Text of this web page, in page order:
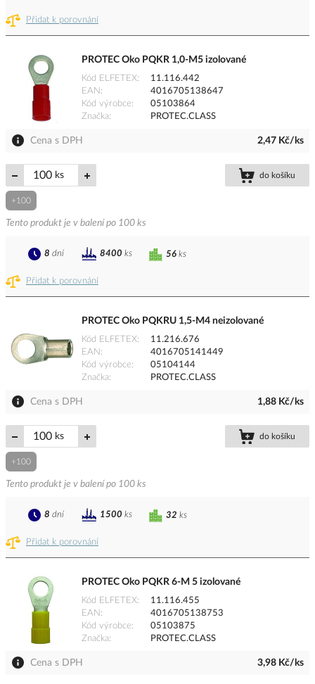
Přidat k porovnání
PROTEC Oko PQKR 1,0-M5 izolované
Kód ELFETEX
11.116.442
EAN
4016705138647
Kód výrobce
05103864
Značka
PROTEC.CLASS
Cena s DPH 2,47 Kč/ks
ks do košíku
+100
Tento produkt je v balení po 100 ks
Přidat k porovnání
56 ks
8 dní 8400 ks
PROTEC Oko PQKRU 1,5-M4 neizolované
Kód ELFETEX
11.216.676
EAN
4016705141449
Kód výrobce
05104144
Značka
PROTEC.CLASS
Cena s DPH 1,88 Kč/ks
ks do košíku
+100
Tento produkt je v balení po 100 ks
Přidat k porovnání
32 ks
8 dní 1500 ks
PROTEC Oko PQKR 6-M 5 izolované
Kód ELFETEX
11.116.455
EAN
4016705138753
Kód výrobce
05103875
Značka
PROTEC.CLASS
Cena s DPH 3,98 Kč/ks